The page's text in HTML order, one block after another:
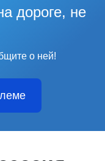
дороге, не
о ней!